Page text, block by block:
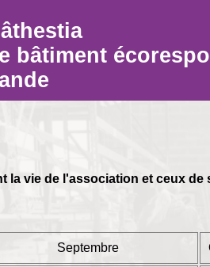
bâtiment
la vie de l'association et ceux
Septembre